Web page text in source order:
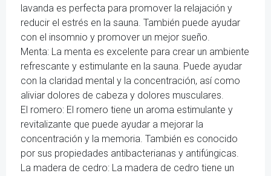
lavanda es perfecta para promover la relajación y
reducir el estrés en la sauna. También puede ayudar
con el insomnio y promover un mejor sueño.
Menta: La menta es excelente para crear un ambiente
refrescante y estimulante en la sauna. Puede ayudar
con la claridad mental y la concentración, así como
aliviar dolores de cabeza y dolores musculares.
El romero: El romero tiene un aroma estimulante y
revitalizante que puede ayudar a mejorar la
concentración y la memoria. También es conocido
por sus propiedades antibacterianas y antifúngicas.
La madera de cedro: La madera de cedro tiene un